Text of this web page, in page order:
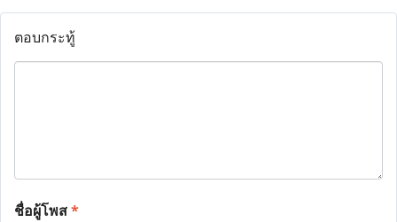
ตอบกระทู้
ชื่อผู้โพส*